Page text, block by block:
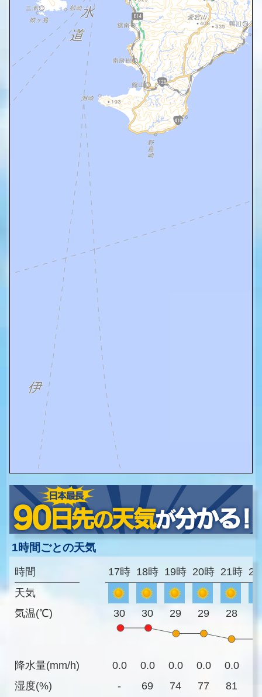
1時間ごとの天気
時間
天気
気温(℃)
降水量(mm/h)
湿度(%)
17時 18時 19時 20時 21時
30 30 29 29 28
0.0 0.0 0.0 0.0 0.0
-
69 74 77 81